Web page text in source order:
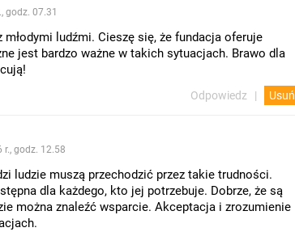
godz. 07.31
ludźmi. Cieszę się, że fundacja oferuje
jest bardzo ważne w takich sytuacjach. Brawo dla
Odpowiedz Usuń
r., godz. 12.58
ludzie muszą przechodzić przez takie trudności.
dla każdego, kto jej potrzebuje. Dobrze, że są
można znaleźć wsparcie. Akceptacja i zrozumienie